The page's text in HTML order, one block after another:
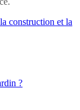
construction et la
?